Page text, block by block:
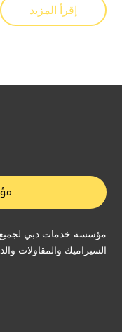
إقرأ المزيد
مؤسسة خدمات دبي لجميع
السيراميك والمقاولات